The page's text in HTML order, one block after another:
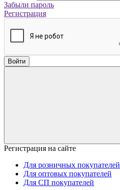
Забыли пароль
Регистрация
Войти
Регистрация на сайте
Для розничных покупателей
Для оптовых покупателей
Для СП покупателей